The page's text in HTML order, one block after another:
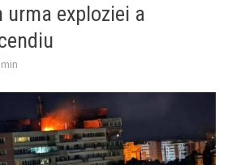
urma exploziei a